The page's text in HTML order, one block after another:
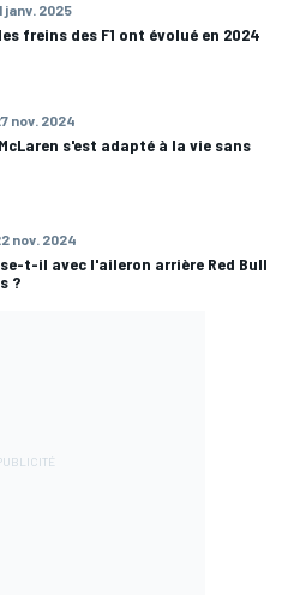
janv. 2025
freins des F1 ont évolué en 2024
nov. 2024
s'est adapté à la vie sans
nov. 2024
t-il avec l'aileron arrière Red Bull
?